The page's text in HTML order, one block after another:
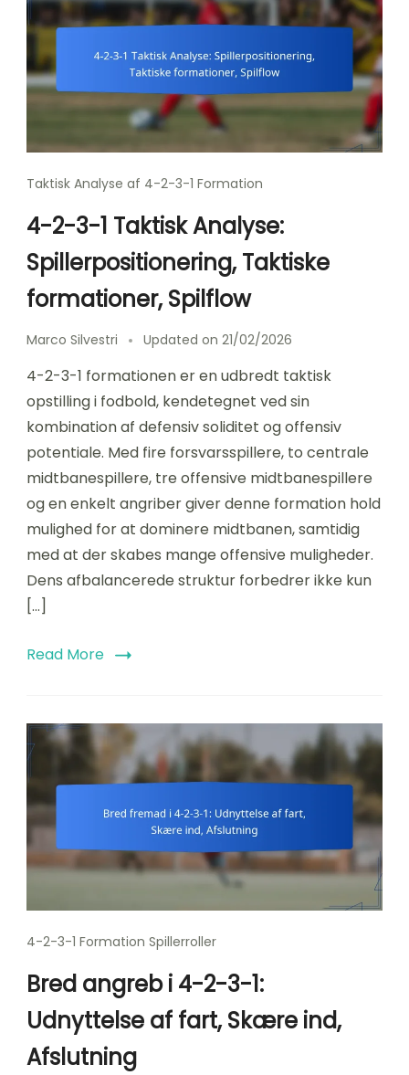
Taktisk Analyse af 4-2-3-1 Formation
4-2-3-1 Taktisk Analyse:
Spillerpositionering, Taktiske
formationer, Spilflow
Marco Silvestri Updated on 21/02/2026
4-2-3-1 formationen er en udbredt taktisk
opstilling i fodbold, kendetegnet ved sin
kombination af defensiv soliditet og offensiv
potentiale. Med fire forsvarsspillere, to centrale
midtbanespillere, tre offensive midtbanespillere
og en enkelt angriber giver denne formation hold
mulighed for at dominere midtbanen, samtidig
med at der skabes mange offensive muligheder.
Dens afbalancerede struktur forbedrer ikke kun
[…]
Read More
4-2-3-1 Formation Spillerroller
Bred angreb i 4-2-3-1:
Udnyttelse af fart, Skære ind,
Afslutning